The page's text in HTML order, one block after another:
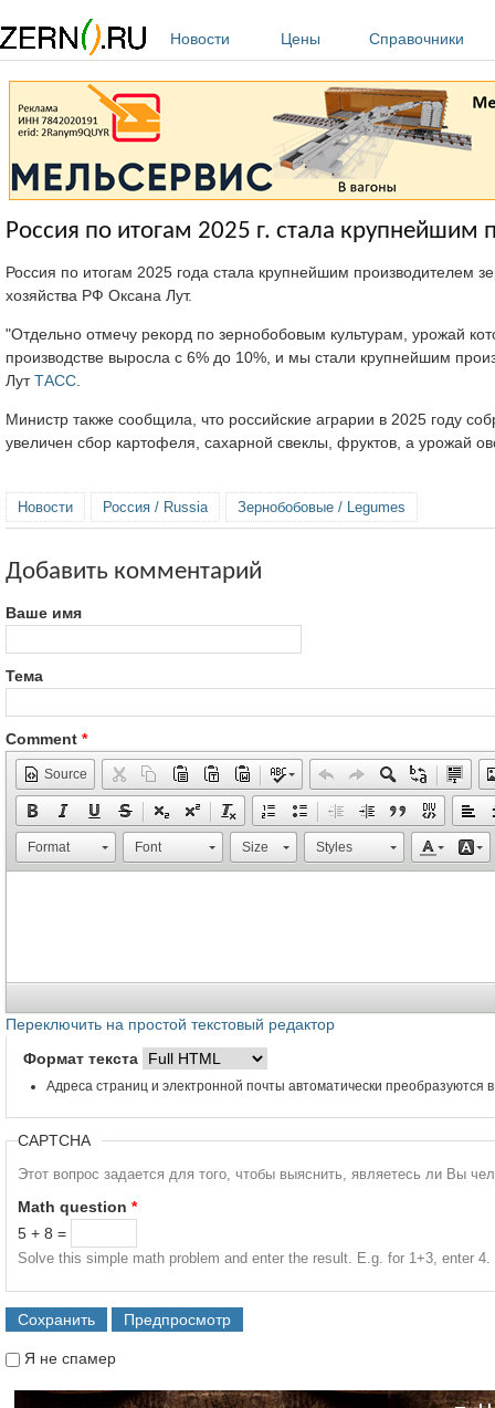
Новости
Цены Справочники
Россия по итогам 2025 г. стала
Россия по итогам 2025 года стала крупнейшим производителем
хозяйства РФ Оксана Лут.
"Отдельно отмечу рекорд по зернобобовым культурам, урожай
производстве выросла с 6% до 10%, и мы стали крупнейшим
ЛутТАСС
Министр также сообщила, что российские аграрии в 2025 году
увеличен сбор картофеля, сахарной свеклы, фруктов, а урожай
Новости Россия / Russia Зернобобовые / Legumes
Добавить комментарий
Ваше имя
Тема
Comment *
Source
Format Font Size Styles
Переключить на простой текстовый редактор
Формат текста
Адреса страниц и электронной почты автоматически преобразуются
CAPTCHA
Этот вопрос задается для того, чтобы выяснить, являетесь ли Вы
Math question *
5 + 8 =
Solve this simple math problem and enter the result. E.g. for 1+3, enter 4.
Я не спамер